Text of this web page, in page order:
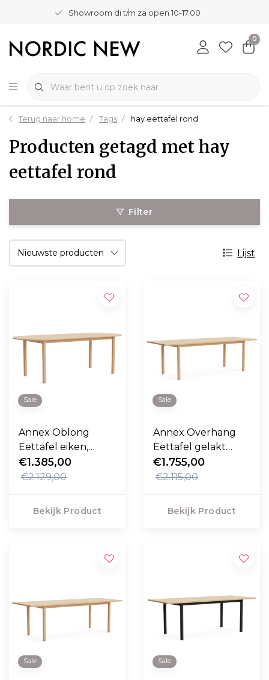
Showroom di t/m za open 10-17.00
0
Terug naar home Tags hay eettafel rond
Producten getagd met hay
eettafel rond
Filter
Lijst
Sale
Annex Oblong
Eettafel eiken,
eiken onderstel
220cm - Sale
€1.385,00
€2.129,00
Bekijk Product
Sale
Annex Overhang
Eettafel gelakt
eiken, eiken 220cm
€1.755,00
€2.115,00
Bekijk Product
Sale Sale